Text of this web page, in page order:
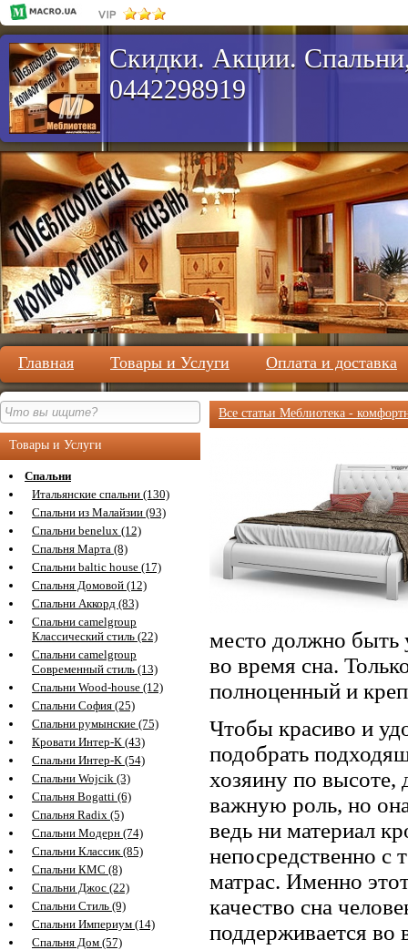
Скидки. Акции.
0442298919
Главная Товары и Услуги Оплата и доставка
Товары и Услуги
Спальни
Итальянские спальни (130)
Спальни из Малайзии (93)
Спальни benelux (12)
Спальня Марта (8)
Спальни baltic house (17)
Спальня Домовой (12)
Спальни Аккорд (83)
Спальни camelgroup
Классический стиль (22)
Спальни camelgroup
Современный стиль (13)
Спальни Wood-house (12)
Спальни София (25)
Спальни румынские (75)
Кровати Интер-К (43)
Спальни Интер-К (54)
Спальни Wojcik (3)
Спальня Bogatti (6)
Спальня Radix (5)
Спальни Модерн (74)
Спальни Классик (85)
Спальни КМС (8)
Спальни Джос (22)
Спальни Стиль (9)
Спальни Империум (14)
Спальня Дом (57)
Все статьи Меблиотека -
место должно быть
во время сна.
полноценный и
Чтобы красиво и
подобрать
хозяину по высоте,
важную роль, но
ведь ни материал
непосредственно с
матрас. Именно
качество сна
поддерживается во